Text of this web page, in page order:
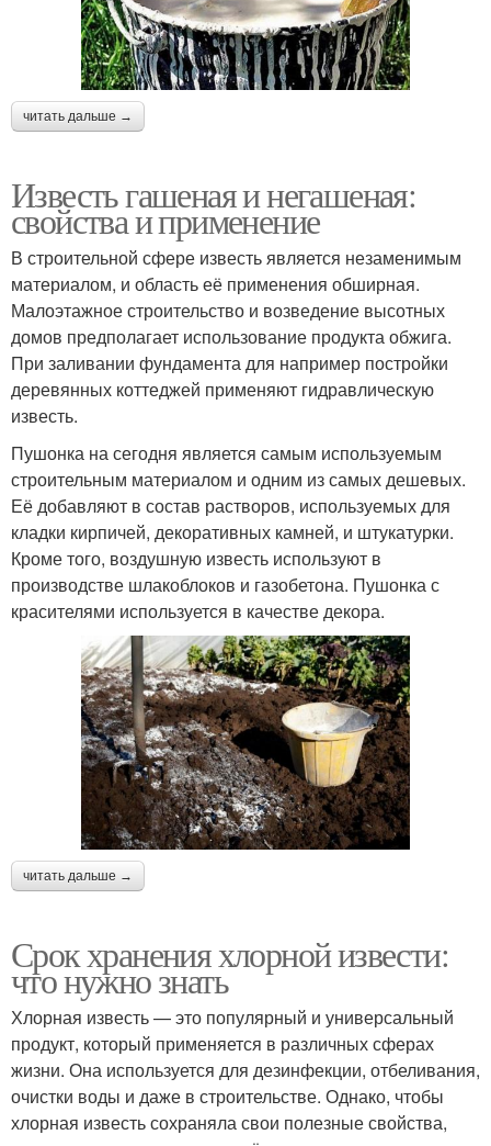
читать дальше →
Известь гашеная и негашеная:
свойства и применение
В строительной сфере известь является незаменимым
материалом, и область её применения обширная.
Малоэтажное строительство и возведение высотных
домов предполагает использование продукта обжига.
При заливании фундамента для например постройки
деревянных коттеджей применяют гидравлическую
известь.
Пушонка на сегодня является самым используемым
строительным материалом и одним из самых дешевых.
Её добавляют в состав растворов, используемых для
кладки кирпичей, декоративных камней, и штукатурки.
Кроме того, воздушную известь используют в
производстве шлакоблоков и газобетона. Пушонка с
красителями используется в качестве декора.
читать дальше →
Срок хранения хлорной извести:
что нужно знать
Хлорная известь — это популярный и универсальный
продукт, который применяется в различных сферах
жизни. Она используется для дезинфекции, отбеливания,
очистки воды и даже в строительстве. Однако, чтобы
хлорная известь сохраняла свои полезные свойства,